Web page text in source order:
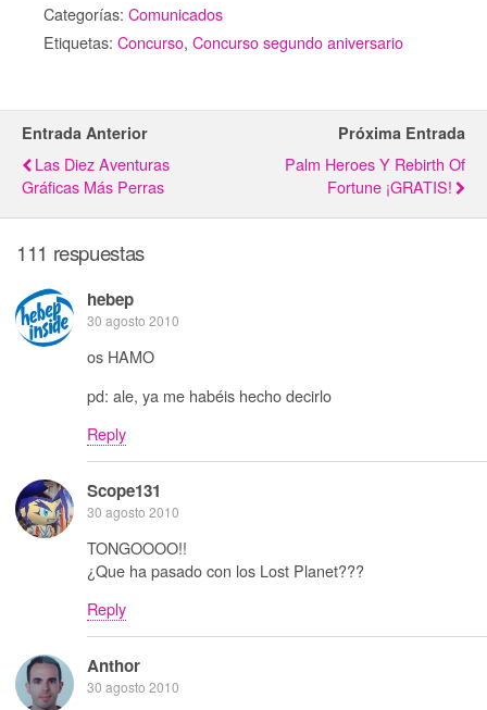
Categorías: Comunicados
Etiquetas: Concurso, Concurso segundo aniversario
Entrada Anterior
Las Diez Aventuras
Gráficas Más Perras
Próxima Entrada
Palm Heroes Y Rebirth Of
Fortune ¡GRATIS!
111 respuestas
hebep
30 agosto 2010
os HAMO
pd: ale, ya me habéis hecho decirlo
Reply
Scope131
30 agosto 2010
TONGOOOO!!
¿Que ha pasado con los Lost Planet???
Reply
Anthor
30 agosto 2010